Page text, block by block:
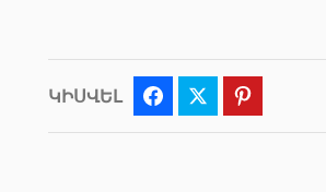
ԿԻՍՎԵԼ FacebookTwitter